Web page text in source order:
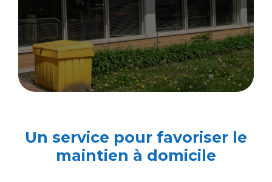
Un service pour favoriser le
maintien à domicile